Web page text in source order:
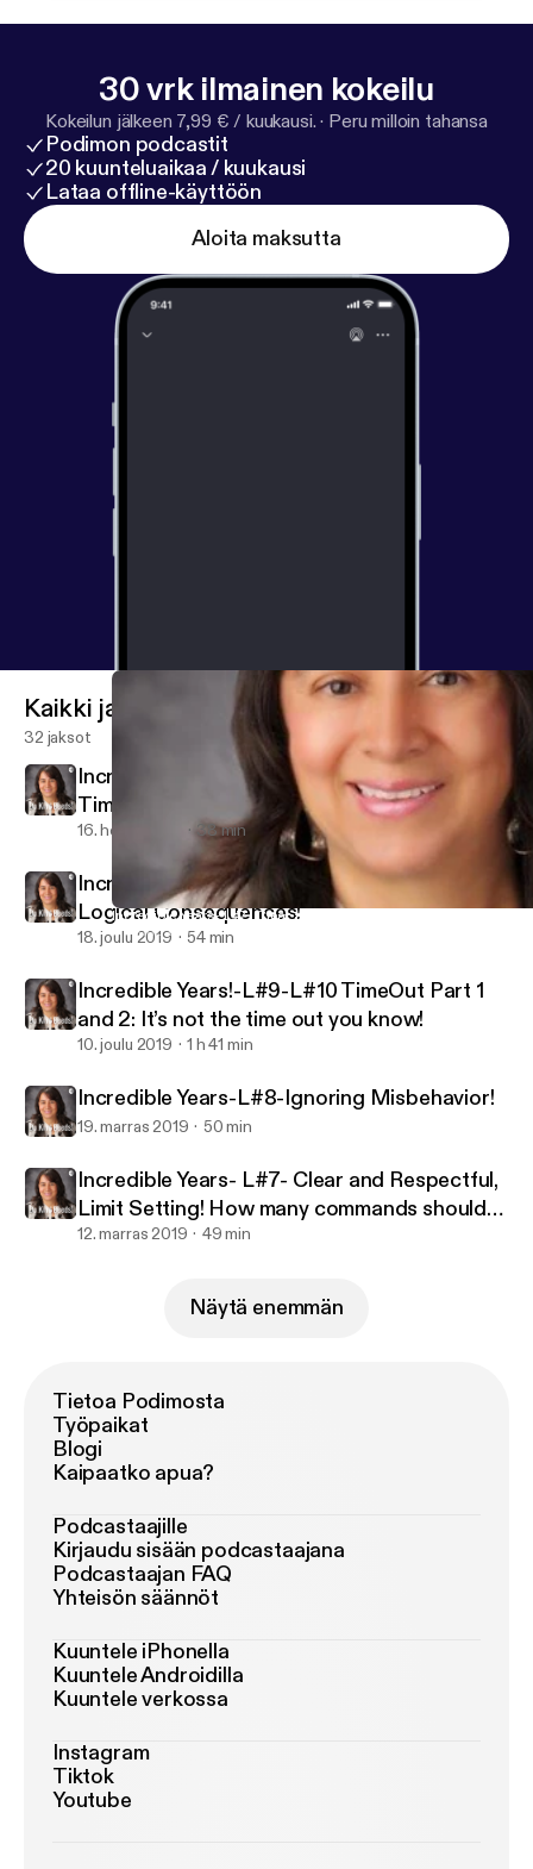
podcast:https://anchor.fm/rosa-garcia3/support
tps://anchor.fm/rosa-garcia3/support]
30 vrk ilmainen kokeilu
Kokeilun jälkeen 7,99 € / kuukausi. · Peru milloin tahansa
Podimon podcastit
20 kuunteluaikaa / kuukausi
Lataa offline-käyttöön
Aloita maksutta
Incredible Years- L#7- Clear and Respectful, Limit Setting! How
Do Kind Deeds!
Kaikki jaksot
32 jaksot
Incredible Years-L#1-#2-Season 2-Special
Time!
16. helmi 2020 38 min
Incredible Years- L-#11-#12-Natural and
Logical Consequences!
18. joulu 2019 54 min
Incredible Years!-L#9-L#10 TimeOut Part 1
and 2: It’s not the time out you know!
10. joulu 2019 1 h 41 min
Incredible Years-L#8-Ignoring Misbehavior!
19. marras 2019 50 min
Incredible Years- L#7- Clear and Respectful,
Limit Setting! How many commands should
we give?
12. marras 2019 49 min
Näytä enemmän
Tietoa Podimosta
Työpaikat
Blogi
Kaipaatko apua?
Podcastaajille
Kirjaudu sisään podcastaajana
Podcastaajan FAQ
Yhteisön säännöt
Kuuntele iPhonella
Kuuntele Androidilla
Kuuntele verkossa
Instagram
Tiktok
Youtube